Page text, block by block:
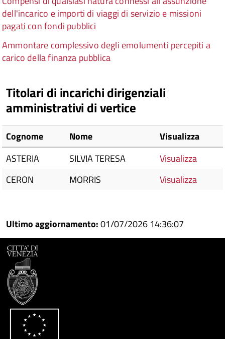
dell'incarico e importi di viaggi di servizio e missioni
pagati con fondi pubblici
Ammontare complessivo degli emolumenti percepiti a
carico della finanza pubblica
Titolari di incarichi dirigenziali
amministrativi di vertice
Cognome Nome
Visualizza
ASTERIA
SILVIA TERESA
Visualizza
CERON
MORRIS Visualizza
Ultimo aggiornamento:01/07/2026 14:36:07